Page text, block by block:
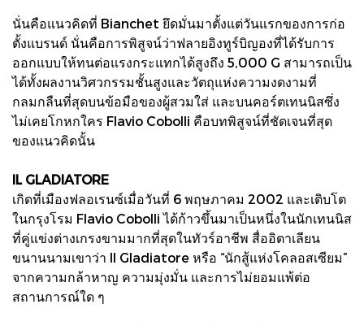
นั่นคือแนวคิดที่ Bianchet ยึดมั่นมาตั้งแต่วันแรกของการก่อ
ตั้งแบรนด์ นั่นคือการพิสูจน์ว่าฟลายอิงทูร์บิญองที่ได้รับการ
ออกแบบให้ทนต่อแรงกระแทกได้สูงถึง 5,000 G สามารถเป็น
ได้ทั้งผลงานวิศวกรรมชั้นสูงและวัตถุแห่งความงดงามที่
กลมกลืนที่สุดบนข้อมือของผู้สวมใส่ และบนคอร์ตเทนนิสซึ่ง
ไม่เคยโกหกใคร Flavio Cobolli คือบทพิสูจน์ที่ชัดเจนที่สุด
ของแนวคิดนั้น
IL GLADIATORE
เกิดที่เมืองฟลอเรนซ์เมื่อวันที่ 6 พฤษภาคม 2002 และเติบโต
ในกรุงโรม Flavio Cobolli ได้ก้าวขึ้นมาเป็นหนึ่งในนักเทนนิส
ที่คู่แข่งต่างเกรงขามมากที่สุดในทัวร์อาชีพ สื่ออิตาเลียน
ขนานนามเขาว่า Il Gladiatore หรือ “นักสู้แห่งโคลอสเซียม”
จากความกล้าหาญ ความมุ่งมั่น และการไม่ยอมแพ้ต่อ
สถานการณ์ใด ๆ